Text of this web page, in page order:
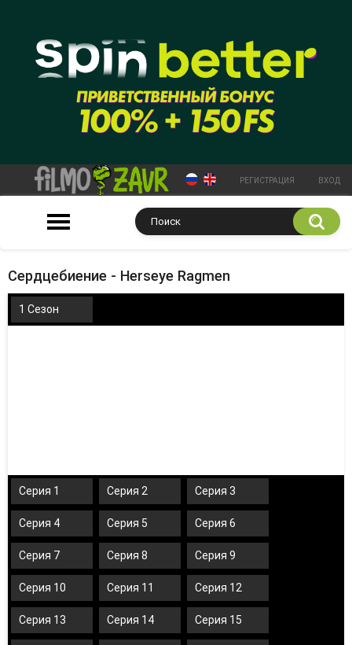
РЕГИСТРАЦИЯ ВХОД
Сердцебиение - Herseye Ragmen
1 Сезон
Серия 1 Серия 2 Серия 3
Серия 4 Серия 5 Серия 6
Серия 7 Серия 8 Серия 9
Серия 10 Серия 11 Серия 12
Серия 13 Серия 14 Серия 15